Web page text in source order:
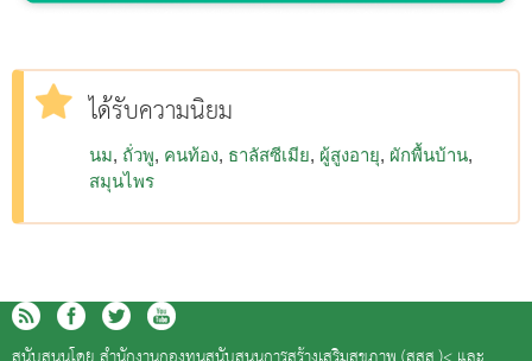
ได้รับความนิยม
นม ถั่วพู คนท้อง ธาลัสซีเมีย ผู้สูงอายุ ผักพื้นบ้าน
สมุนไพร